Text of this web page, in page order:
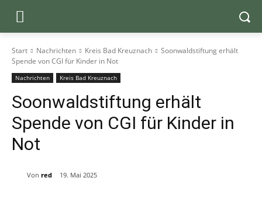
Start Nachrichten Kreis Bad Kreuznach
Soonwaldstiftung erhält
Spende von CGI für Kinder in Not
Nachrichten Kreis Bad Kreuznach
Soonwaldstiftung erhält
Spende von CGI für Kinder in
Not
Von red 19. Mai 2025